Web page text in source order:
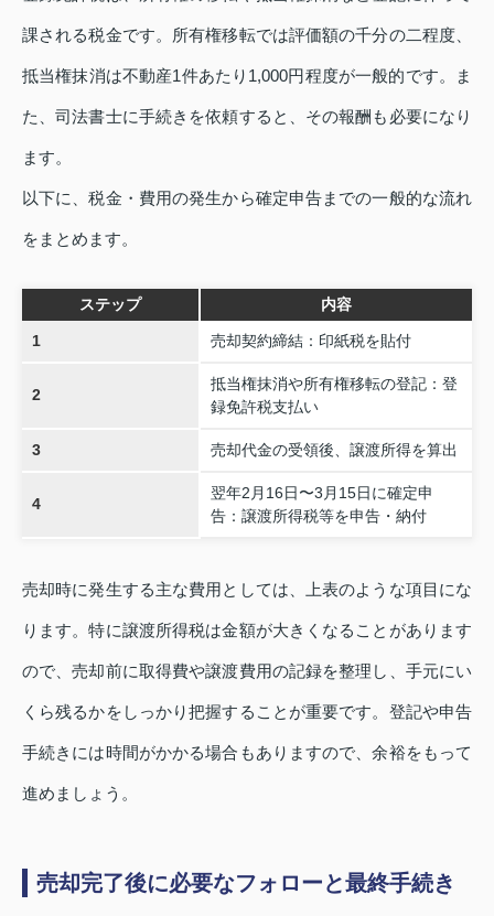
課される税金です。所有権移転では評価額の千分の二程度、
抵当権抹消は不動産1件あたり1,000円程度が一般的です。ま
た、司法書士に手続きを依頼すると、その報酬も必要になり
ます。
以下に、税金・費用の発生から確定申告までの一般的な流れ
をまとめます。
ステップ 内容
1 売却契約締結：印紙税を貼付
2
抵当権抹消や所有権移転の登記：登
録免許税支払い
3 売却代金の受領後、譲渡所得を算出
4
翌年2月16日〜3月15日に確定申
告：譲渡所得税等を申告・納付
売却時に発生する主な費用としては、上表のような項目にな
ります。特に譲渡所得税は金額が大きくなることがあります
ので、売却前に取得費や譲渡費用の記録を整理し、手元にい
くら残るかをしっかり把握することが重要です。登記や申告
手続きには時間がかかる場合もありますので、余裕をもって
進めましょう。
売却完了後に必要なフォローと最終手続き